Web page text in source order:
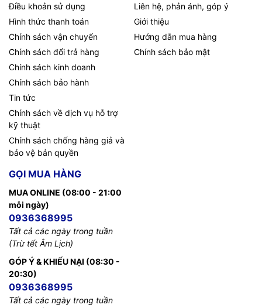
Điều khoản sử dụng
Hình thức thanh toán
Chính sách vận chuyển
Chính sách đổi trả hàng
Chính sách kinh doanh
Chính sách bảo hành
Tin tức
Chính sách về dịch vụ hỗ trợ
kỹ thuật
Chính sách chống hàng giả và
bảo vệ bản quyền
Liên hệ, phản ánh, góp ý
Giới thiệu
Hướng dẫn mua hàng
Chính sách bảo mật
GỌI MUA HÀNG
MUA ONLINE (08:00 - 21:00
mỗi ngày)
0936368995
Tất cả các ngày trong tuần
(Trừ tết Âm Lịch)
GÓP Ý & KHIẾU NẠI (08:30 -
20:30)
0936368995
Tất cả các ngày trong tuần